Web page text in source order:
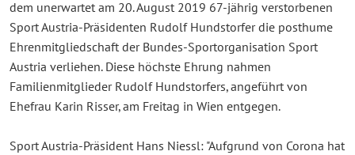
dem unerwartet am 20. August 2019 67-jährig verstorbenen
Sport Austria-Präsidenten Rudolf Hundstorfer die posthume
Ehrenmitgliedschaft der Bundes-Sportorganisation Sport
Austria verliehen. Diese höchste Ehrung nahmen
Familienmitglieder Rudolf Hundstorfers, angeführt von
Ehefrau Karin Risser, am Freitag in Wien entgegen.
Sport Austria-Präsident Hans Niessl: "Aufgrund von Corona hat